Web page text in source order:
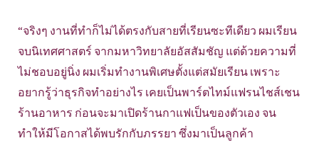
“จริงๆ งานที่ทำก็ไม่ได้ตรงกับสายที่เรียนซะทีเดียว ผมเรียน
จบนิเทศศาสตร์ จากมหาวิทยาลัยอัสสัมชัญ แต่ด้วยความที่
ไม่ชอบอยู่นิ่ง ผมเริ่มทำงานพิเศษตั้งแต่สมัยเรียน เพราะ
อยากรู้ว่าธุรกิจทำอย่างไร เคยเป็นพาร์ตไทม์แฟรนไชส์เชน
ร้านอาหาร ก่อนจะมาเปิดร้านกาแฟเป็นของตัวเอง จน
ทำให้มีโอกาสได้พบรักกับภรรยา ซึ่งมาเป็นลูกค้า